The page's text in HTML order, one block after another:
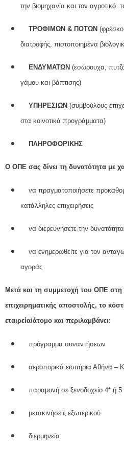
την βιομηχανία και τον αγροτικό
ΤΡΟΦΙΜΩΝ & ΠΟΤΩΝ (φρέσκο
διατροφής, πιστοποιημένα
ΕΝΔΥΜΑΤΩΝ (εσώρουχα,
γάμου και βάπτισης)
ΥΠΗΡΕΣΙΩΝ (συμβούλους
στα κοινοτικά προγράμματα)
ΠΛΗΡΟΦΟΡΙΚΗΣ
Ο ΟΠΕ σας δίνει τη δυνατότητα με
να πραγματοποιήσετε
κατάλληλες επιχειρήσεις
να διερευνήσετε την
να ενημερωθείτε για τον
αγοράς
Μετά και τη συμμετοχή του ΟΠΕ
επιχειρηματικής αποστολής, το
εταιρεία/άτομο και περιλαμβάνει:
πρόγραμμα συναντήσεων
αεροπορικά εισιτήρια Αθήνα –
παραμονή σε ξενοδοχείο 4* ή 5
μετακινήσεις εξωτερικού
διερμηνεία